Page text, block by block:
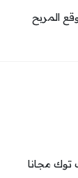
بنسبة 85% مع موقع المربح
توك مجانا